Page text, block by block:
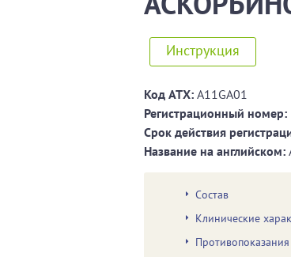
Инструкция
Код ATХ: A11GA01
Регистрационный номер:
Срок действия
Название на английском:
Состав
Клинические
Противопоказания